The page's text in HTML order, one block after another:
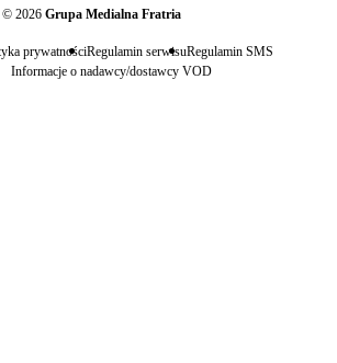
© 2026 Grupa Medialna Fratria
prywatnościRegulamin serwisuRegulamin SMS
Informacje o nadawcy/dostawcy VOD